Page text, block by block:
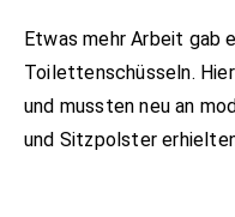
Etwas mehr Arbeit gab
Toilettenschüsseln.
und mussten neu an
und Sitzpolster